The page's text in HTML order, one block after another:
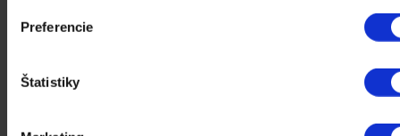
Preferencie
Štatistiky
editorov, grafických dizajnérov, správcov sociálnych médií a
ktoré môžu pomôcť pri tvorbe a správe redakčného kalendára.
Medzi populárne nástroje patria Trello, Asana, Google